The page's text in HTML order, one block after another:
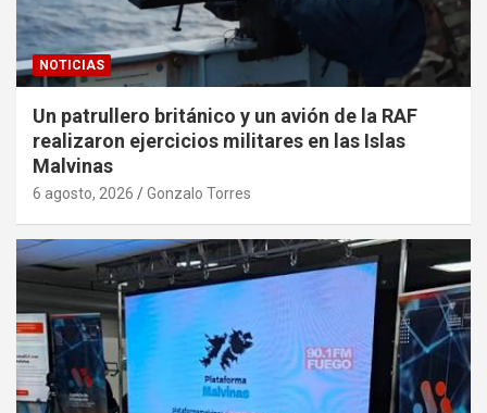
NOTICIAS
Un patrullero británico y un avión de la RAF
realizaron ejercicios militares en las Islas
Malvinas
6 agosto, 2026 Gonzalo Torres